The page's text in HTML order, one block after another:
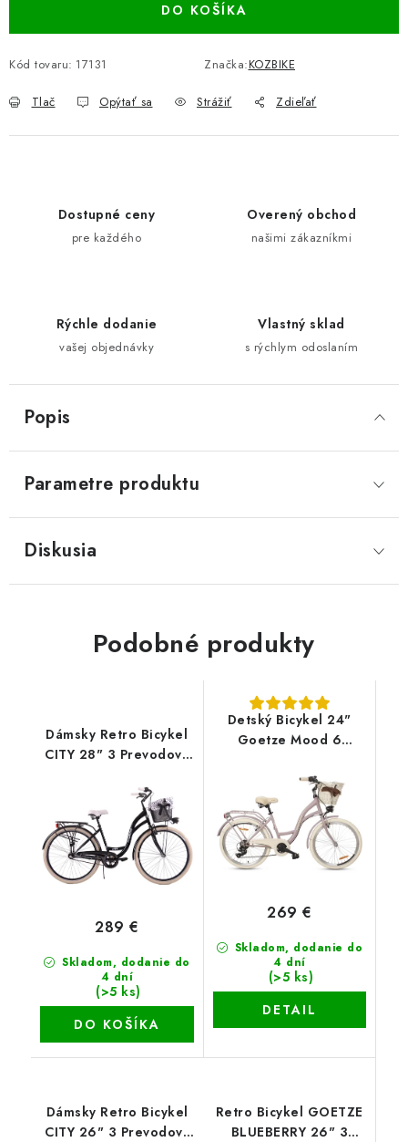
DO KOŠÍKA
Kód tovaru: 17131 Značka:KOZBIKE
Tlač Opýtať sa Strážiť Zdieľať
Dostupné ceny
pre každého
Overený obchod
našimi zákazníkmi
Rýchle dodanie
vašej objednávky
Vlastný sklad
s rýchlym odoslaním
Popis
Parametre produktu
Diskusia
Podobné produkty
Dámsky Retro Bicykel
CITY 28" 3 Prevodový
Grátis
Skladom, dodanie do
4 dní
(>5 ks)
289 €
DO KOŠÍKA
Detský Bicykel 24"
Goetze Mood 6
matný+košík
Skladom, dodanie do
4 dní
(>5 ks)
269 €
DETAIL
Dámsky Retro Bicykel
CITY 26" 3 Prevodový
Retro Bicykel GOETZE
BLUEBERRY 26" 3